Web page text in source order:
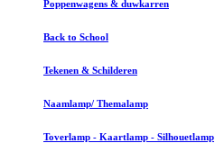
Poppenwagens & duwkarren
Back to School
Tekenen & Schilderen
Naamlamp/ Themalamp
Toverlamp - Kaartlamp - Silhouetlamp